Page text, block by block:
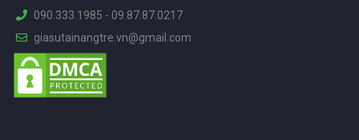
090.333.1985 - 09.87.87.0217
giasutainangtre.vn@gmail.com